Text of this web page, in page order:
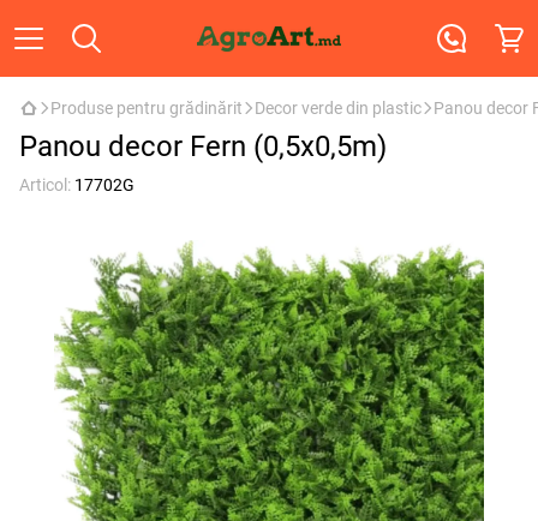
Produse pentru grădinărit Decor verde din plastic Panou decor
Panou decor Fern (0,5x0,5m)
Articol: 17702G